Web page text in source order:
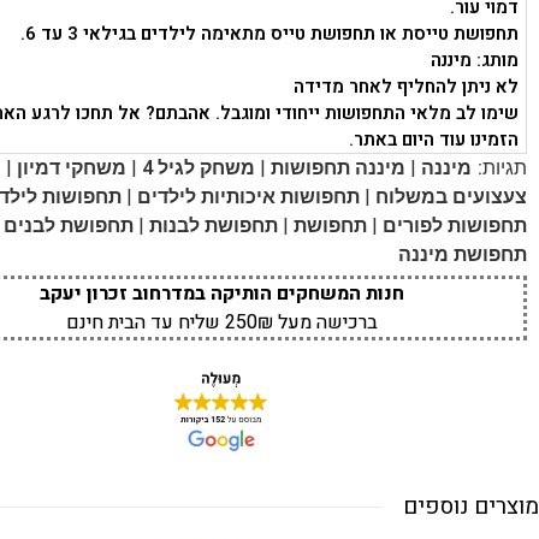
דמוי עור.
תחפושת טייסת או תחפושת טייס מתאימה לילדים בגילאי 3 עד 6.
מותג: מיננה
לא ניתן להחליף לאחר מדידה
שימו לב מלאי התחפושות ייחודי ומוגבל. אהבתם? אל תחכו לרגע
הזמינו עוד היום באתר.
תגיות: מיננה | מיננה תחפושות | משחק לגיל 4 | משחקי דמיון |
צעצועים במשלוח | תחפושות איכותיות לילדים | תחפושות
תחפושות לפורים | תחפושת | תחפושת לבנות | תחפושת לבנים
תחפושת מיננה
חנות המשחקים הותיקה במדרחוב זכרון יעקב
ברכישה מעל 250₪ שליח עד הבית חינם
מוצרים נוספים